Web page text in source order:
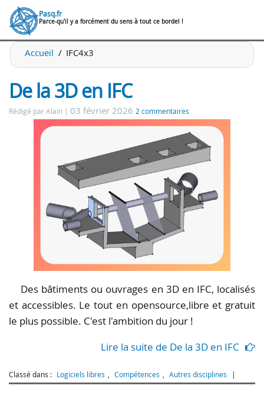
Pasq.fr
Parce-qu'il y a forcément du sens à tout ce bordel !
Accueil IFC4x3
De la 3D en IFC
Rédigé par Alain 03 février 2026 2 commentaires
Des bâtiments ou ouvrages en 3D en IFC, localisés
et accessibles. Le tout en opensource,libre et gratuit
le plus possible. C'est l'ambition du jour !
Lire la suite de De la 3D en IFC
Classé dans : Logiciels libres Compétences Autres disciplines